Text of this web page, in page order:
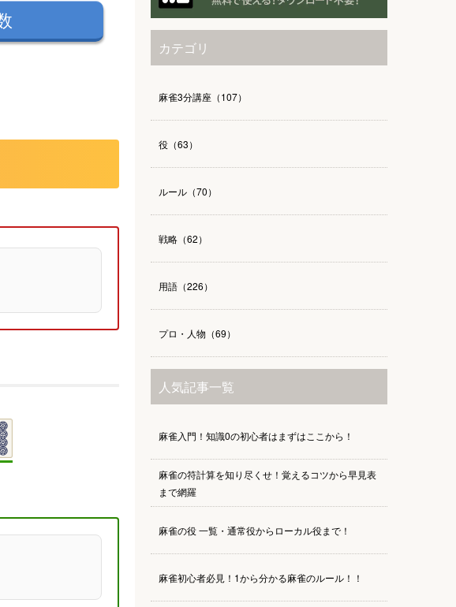
カテゴリ
麻雀3分講座（107）
役（63）
ルール（70）
戦略（62）
用語（226）
プロ・人物（69）
人気記事一覧
麻雀入門！知識0の初心者はまずはここから！
麻雀の符計算を知り尽くせ！覚えるコツから早見表
まで網羅
麻雀の役 一覧・通常役からローカル役まで！
麻雀初心者必見！1から分かる麻雀のルール！！